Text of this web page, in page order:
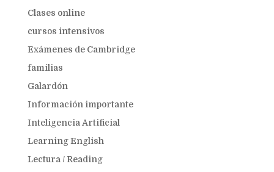
Clases online
cursos intensivos
Exámenes de Cambridge
familias
Galardón
Información importante
Inteligencia Artificial
Learning English
Lectura / Reading